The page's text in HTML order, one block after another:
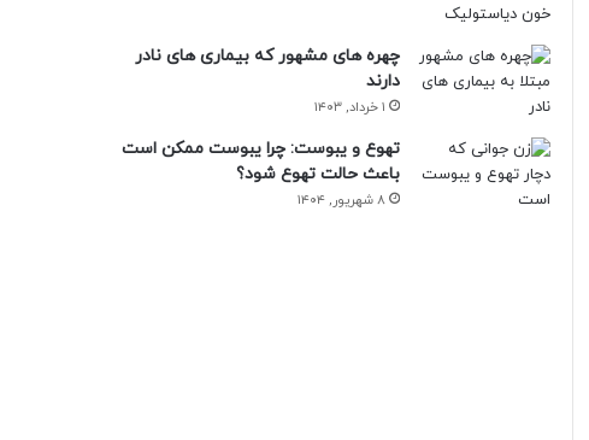
چهره های مشهور که بیماری های نادر
دارند
۱ خرداد, ۱۴۰۳
تهوع و یبوست: چرا یبوست ممکن است
باعث حالت تهوع شود؟
۸ شهریور, ۱۴۰۴